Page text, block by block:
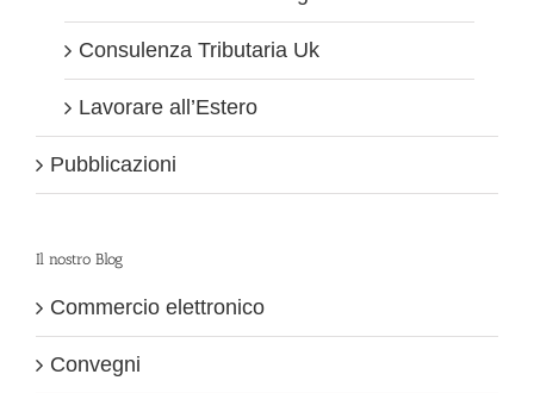
Consulenza Tributaria Uk
Lavorare all’Estero
Pubblicazioni
Il nostro Blog
Commercio elettronico
Convegni